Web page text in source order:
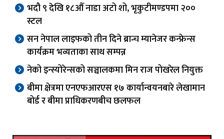
भदौ ९ देखि १८औँ नाडा अटो शो, भृकुटीमण्डपमा २००
स्टल
सन नेपाल लाइफको तीन दिने ब्रान्च म्यानेजर कन्फ्रेन्स
कार्यक्रम भव्यताका साथ सम्पन्न
नेको इन्स्योरेन्सको सञ्चालकमा मिन राज पोखरेल नियुक्त
बीमा क्षेत्रमा एनएफआरएस १७ कार्यान्वयनबारे लेखामान
बोर्ड र बीमा प्राधिकरणबीच छलफल